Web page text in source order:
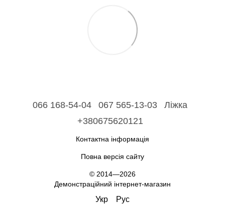
066 168-54-04 067 565-13-03
Ліжка
+380675620121
Контактна інформація
Повна версія сайту
© 2014—2026
Демонстраційний інтернет-магазин
Укр Рус